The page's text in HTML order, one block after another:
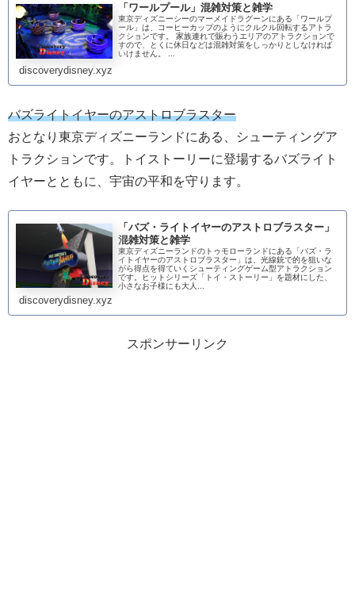
「ワールプール」混雑対策と雑学
東京ディズニーシーのマーメイドラグーンにある「ワールプ
ール」は、コーヒーカップのようにクルクル回転するアトラ
クションです。 家族連れで賑わうエリアのアトラクションで
すので、とくに休日などは混雑対策をしっかりとしなければ
いけません。 ...
discoverydisney.xyz
バズライトイヤーのアストロブラスター
おとなり東京ディズニーランドにある、シューティングア
トラクションです。トイストーリーに登場するバズライト
イヤーとともに、宇宙の平和を守ります。
「バズ・ライトイヤーのアストロブラスター」
混雑対策と雑学
東京ディズニーランドのトゥモローランドにある「バズ・ラ
イトイヤーのアストロブラスター」は、光線銃で的を狙いな
がら得点を得ていくシューティングゲーム型アトラクション
です。ヒットシリーズ「トイ・ストーリー」を題材にした、
小さなお子様にも大人...
discoverydisney.xyz
スポンサーリンク